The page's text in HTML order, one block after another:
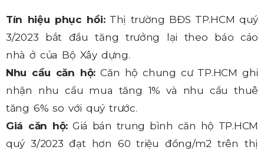
Tín hiệu phục hồi: Thị trường BĐS TP.HCM quý
3/2023 bắt đầu tăng trưởng lại theo báo cáo
nhà ở của Bộ Xây dựng.
Nhu cầu căn hộ: Căn hộ chung cư TP.HCM ghi
nhận nhu cầu mua tăng 1% và nhu cầu thuê
tăng 6% so với quý trước.
Giá căn hộ: Giá bán trung bình căn hộ TP.HCM
quý 3/2023 đạt hơn 60 triệu đồng/m2 trên thị